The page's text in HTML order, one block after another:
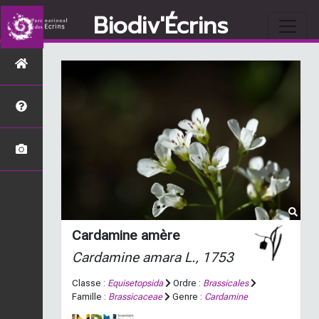
Biodiv'Écrins
Cardamine amère
Cardamine amaraL., 1753
Classe : Equisetopsida Ordre : Brassicales
Famille : Brassicaceae Genre : Cardamine